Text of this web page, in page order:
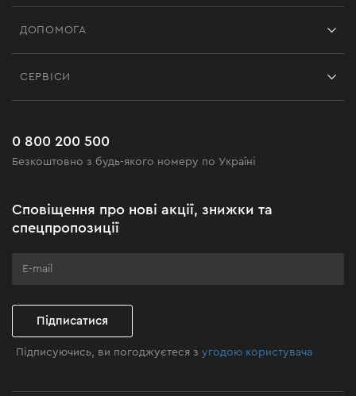
Чорна п'ятниця
Клуб майстерності
ДОПОМОГА
Поширені запитання
СЕРВІСИ
0 800 200 500
Безкоштовно з будь-якого номеру по Україні
Сповіщення про нові акції, знижки та
спецпропозиції
Підписатися
Підписуючись, ви погоджуєтеся зугодою користувача